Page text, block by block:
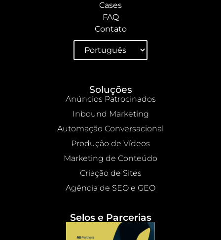
Cases
FAQ
Contato
Soluções
Anúncios Patrocinados
Inbound Marketing
Automação Conversacional
Produção de Vídeos
Marketing de Conteúdo
Criação de Sites
Agência de SEO e GEO
Selos e Parcerias